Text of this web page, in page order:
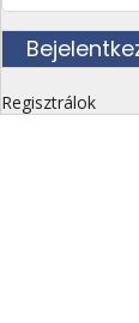
Regisztrálok